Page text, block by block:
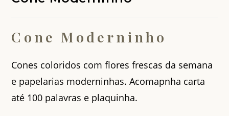
Cone Moderninho
Cones coloridos com flores frescas da semana
e papelarias moderninhas. Acomapnha carta
até 100 palavras e plaquinha.